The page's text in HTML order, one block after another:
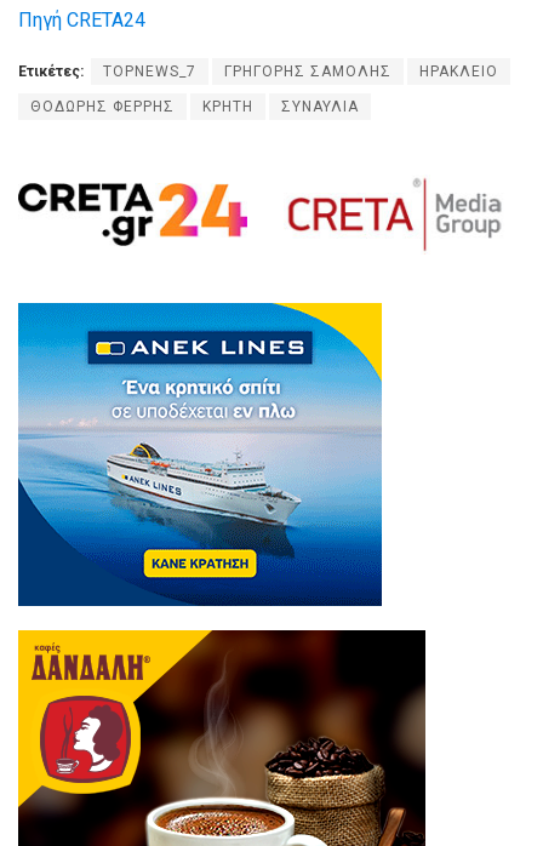
Πηγή CRETA24
Ετικέτες: TOPNEWS_7 ΓΡΗΓΟΡΗΣ ΣΑΜΟΛΗΣ ΗΡΑΚΛΕΙΟ
ΘΟΔΩΡΗΣ ΦΕΡΡΗΣ ΚΡΗΤΗ ΣΥΝΑΥΛΙΑ